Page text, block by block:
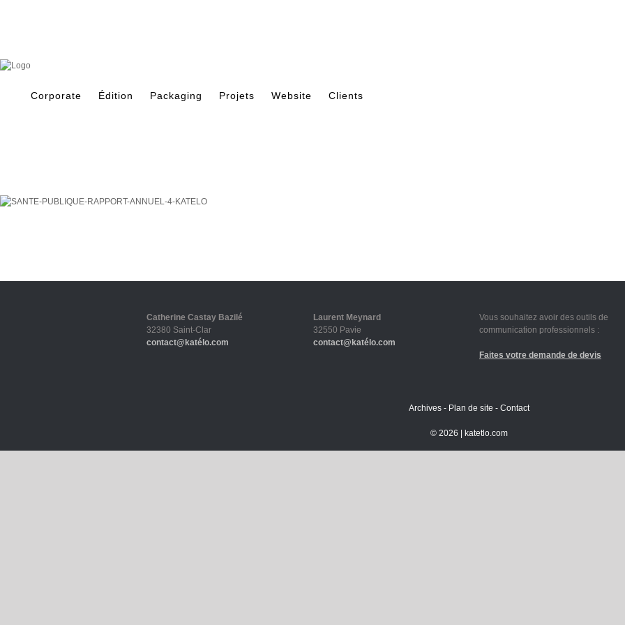
Corporate Édition Packaging Projets Website Clients
Catherine Castay Bazilé
32380 Saint-Clar
contact@katélo.com
Laurent Meynard
32550 Pavie
contact@katélo.com
Vous souhaitez avoir des outils de
communication professionnels :
Faites votre demande de devis
Archives- Plan de site - Contact
© 2026 | katetlo.com